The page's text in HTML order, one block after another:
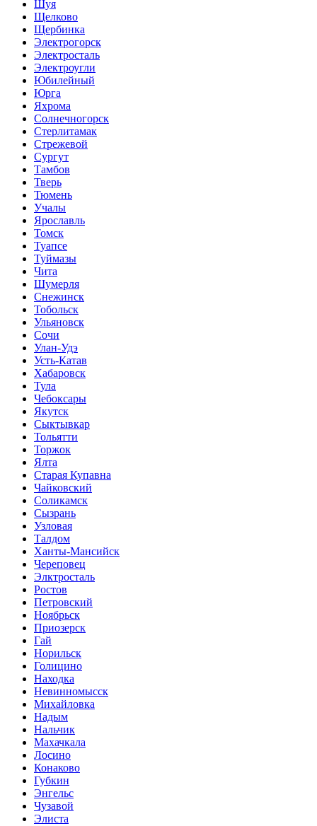
Шуя
Щелково
Щербинка
Электрогорск
Электросталь
Электроугли
Юбилейный
Юрга
Яхрома
Солнечногорск
Стерлитамак
Стрежевой
Сургут
Тамбов
Тверь
Тюмень
Учалы
Ярославль
Томск
Туапсе
Туймазы
Чита
Шумерля
Снежинск
Тобольск
Ульяновск
Сочи
Улан-Удэ
Усть-Катав
Хабаровск
Тула
Чебоксары
Якутск
Сыктывкар
Тольятти
Торжок
Ялта
Старая Купавна
Чайковский
Соликамск
Сызрань
Узловая
Талдом
Ханты-Мансийск
Череповец
Элктросталь
Ростов
Петровский
Ноябрьск
Приозерск
Гай
Норильск
Голицино
Находка
Невинномысск
Михайловка
Надым
Нальчик
Махачкала
Лосино
Конаково
Губкин
Энгельс
Чузавой
Элиста